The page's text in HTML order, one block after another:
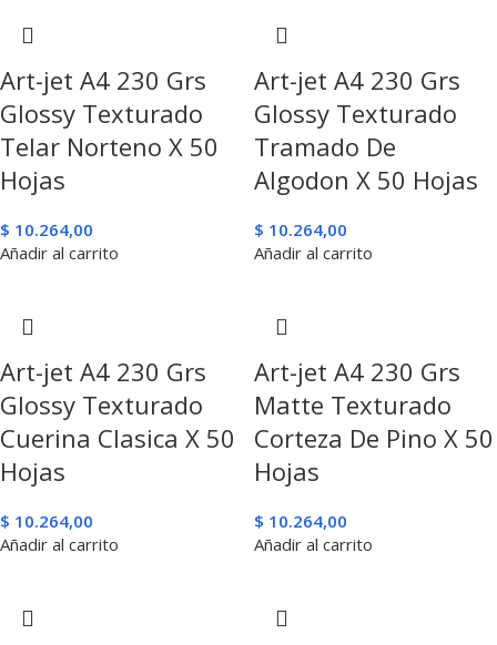
Art-jet A4 230 Grs
Glossy Texturado
Telar Norteno X 50
Hojas
$ 10.264,00
Añadir al carrito
Art-jet A4 230 Grs
Glossy Texturado
Tramado De
Algodon X 50 Hojas
$ 10.264,00
Añadir al carrito
Art-jet A4 230 Grs
Glossy Texturado
Cuerina Clasica X 50
Hojas
$ 10.264,00
Añadir al carrito
Art-jet A4 230 Grs
Matte Texturado
Corteza De Pino X 50
Hojas
$ 10.264,00
Añadir al carrito